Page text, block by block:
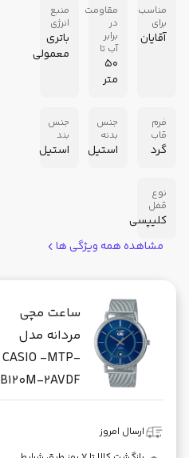
مناسب
برای
آقایان
مقاومت
در
برابر
آب تا
50
متر
منبع
انرژی
باتری
معمولی
فرم
قاب
گرد
جنس
بدنه
استیل
جنس
بند
استیل
نوع
قفل
کلیپسی
مشاهده همه ویژگی ها
ساعت مچی
مردانه مدل
CASIO -MTP-
B120M-2AVDF
ارسال امروز